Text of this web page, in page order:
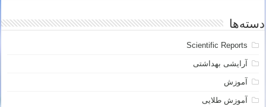
دسته‌ها
Scientific Reports
آرایشی بهداشتی
آموزش
آموزش طلایی